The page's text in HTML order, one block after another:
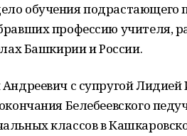
обучения подрастающего
профессию учителя,
Башкирии и России.
с супругой Лидией
Белебеевского
классов в